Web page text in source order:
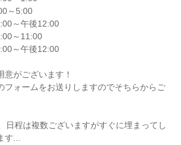
～5:00
～午後12:00
～11:00
～午後12:00
意がございます！
フォームをお送りしますのでそちらからご
日程は複数ございますがすぐに埋まってし
...